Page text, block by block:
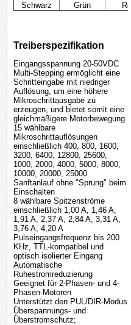
Schwarz
Grün
Treiberspezifikation
Eingangsspannung 20-50VDC
Multi-Stepping ermöglicht eine
Schritteingabe mit niedriger
Auflösung, um eine höhere
Mikroschrittausgabe zu
erzeugen, und bietet somit eine
gleichmäßigere Motorbewegung
15 wählbare
Mikroschrittauflösungen
einschließlich 400, 800, 1600,
3200, 6400, 12800, 25600,
1000, 2000, 4000, 5000, 8000,
10000, 20000, 25000
Sanftanlauf ohne "Sprung" beim
Einschalten
8 wählbare Spitzenströme
einschließlich 1,00 A, 1,46 A,
1,91 A, 2,37 A, 2,84 A, 3,31 A,
3,76 A, 4,20 A
Pulseingangsfrequenz bis 200
KHz, TTL-kompatibel und
optisch isolierter Eingang
Automatische
Ruhestromreduzierung
Geeignet für 2-Phasen- und 4-
Phasen-Motoren
Unterstützt den PUL/DIR-Modus
Überspannungs- und
Überstromschutz;